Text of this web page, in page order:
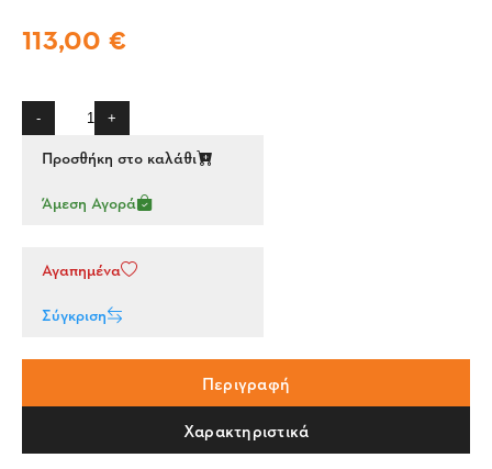
113,00 €
- +
Προσθήκη στο καλάθι
Άμεση Αγορά
Αγαπημένα
Σύγκριση
Περιγραφή
Χαρακτηριστικά